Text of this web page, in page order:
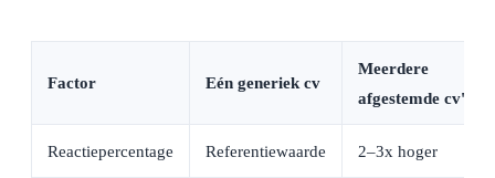
Factor Eén generiek cv
Meerdere
afgestemde cv's
Reactiepercentage Referentiewaarde 2–3x hoger